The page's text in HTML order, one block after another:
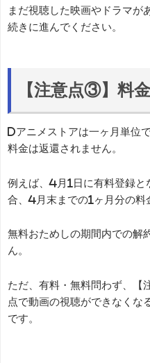
まだ視聴した映画やドラマが
続きに進んでください。
【注意点③】料
dアニメストアは一ヶ月単位
料金は返還されません。
例えば、4月1日に有料登録
合、4月末までの1ヶ月分の料
無料おためしの期間内での解
ん。
ただ、有料・無料問わず、
点で動画の視聴ができなくな
です。